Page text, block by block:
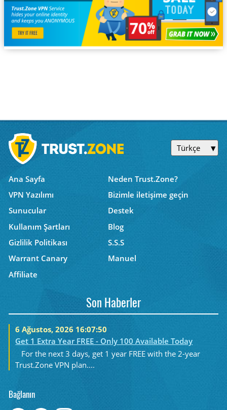
Türkçe
Ana Sayfa
Neden Trust.Zone?
VPN Yazılımı
Bizimle iletişime geçin
Sunucular
Destek
Kullanım Şartları
Blog
Gizlilik Politikası
S.S.S
Warrant Canary
Manuel
Affiliate
Son Haberler
6 Ağustos, 2026 16:07:50
Get 1 Extra Year FREE - Only 100 Available Today
For the next 3 days, get 1 year FREE with the 2-year
Trust.Zone VPN plan....
Bağlanın